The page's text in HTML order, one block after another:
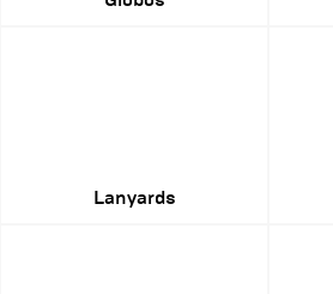
Lanyards